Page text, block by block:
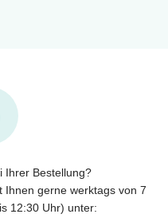
Ihrer Bestellung?
Ihnen gerne werktags von 7
12:30 Uhr) unter: